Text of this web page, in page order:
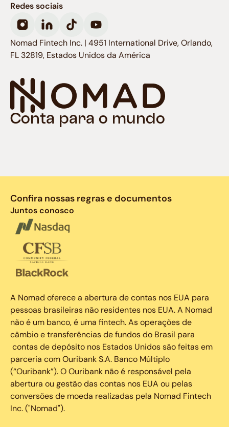
Conta para o mundo
Redes sociais
Nomad Fintech Inc. | 4951 International Drive, Orlando,
FL 32819, Estados Unidos da América
Confira nossas regras e documentos
Juntos conosco
A Nomad oferece a abertura de contas nos EUA para
pessoas brasileiras não residentes nos EUA. A Nomad
não é um banco, é uma fintech. As operações de
câmbio e transferências de fundos do Brasil para
contas de depósito nos Estados Unidos são feitas em
parceria com Ouribank S.A. Banco Múltiplo
(“Ouribank”). O Ouribank não é responsável pela
abertura ou gestão das contas nos EUA ou pelas
conversões de moeda realizadas pela Nomad Fintech
Inc. ("Nomad").